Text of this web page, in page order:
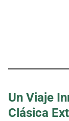
Un Viaje
Clásica